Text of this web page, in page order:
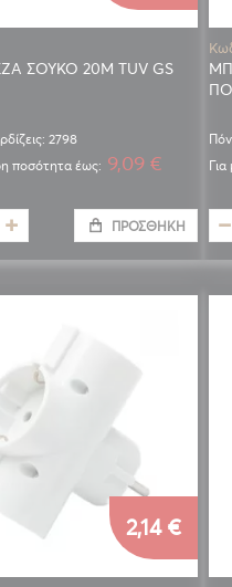
ΣΟΥΚΟ 20Μ TUV GS
2798
ποσότητα έως: 9,09 €
ΠΡΟΣΘΉΚΗ
2,14 €